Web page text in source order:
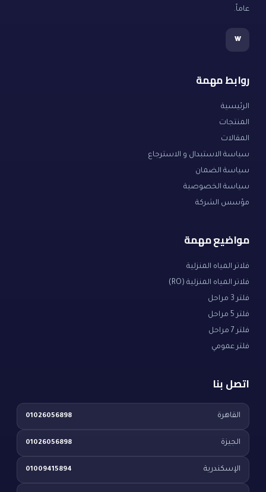
عاماً.
w
روابط مهمة
الرئيسية
المنتجات
المقالات
سياسة الاستبدال و الاسترجاع
سياسة الضمان
سياسة الخصوصية
مؤسس الشركة
مواضيع مهمة
فلاتر المياه المنزلية
فلاتر المياه المنزلية (RO)
فلتر 3 مراحل
فلتر 5 مراحل
فلتر 7 مراحل
فلتر عمومي
اتصل بنا
القاهرة 01026056898
الجيزة 01026056898
الإسكندرية 01009415894